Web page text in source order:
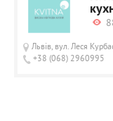
Львів, вул. Леся
+38 (068) 2960995